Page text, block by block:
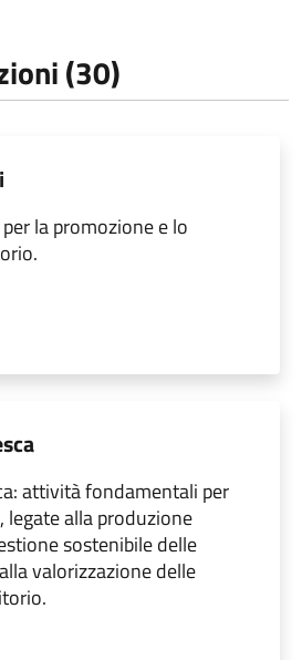
(30)
la promozione e lo
attività fondamentali per
legate alla produzione
sostenibile delle
valorizzazione delle